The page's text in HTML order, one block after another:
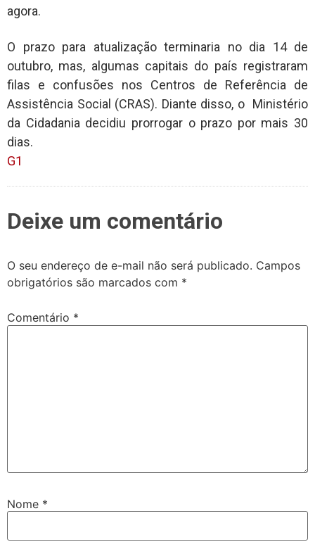
agora.
O prazo para atualização terminaria no dia 14 de
outubro, mas, algumas capitais do país registraram
filas e confusões nos Centros de Referência de
Assistência Social (CRAS). Diante disso, o Ministério
da Cidadania decidiu prorrogar o prazo por mais 30
dias.
G1
Deixe um comentário
O seu endereço de e-mail não será publicado. Campos
obrigatórios são marcados com *
Comentário *
Nome *